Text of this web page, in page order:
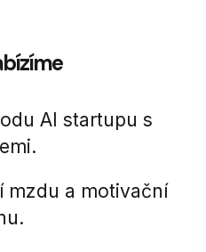
AI startupu s
mzdu a motivační